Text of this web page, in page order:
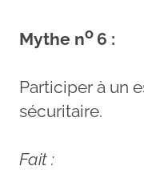
Mythe no 6 :
Participer à un
sécuritaire.
Fait :